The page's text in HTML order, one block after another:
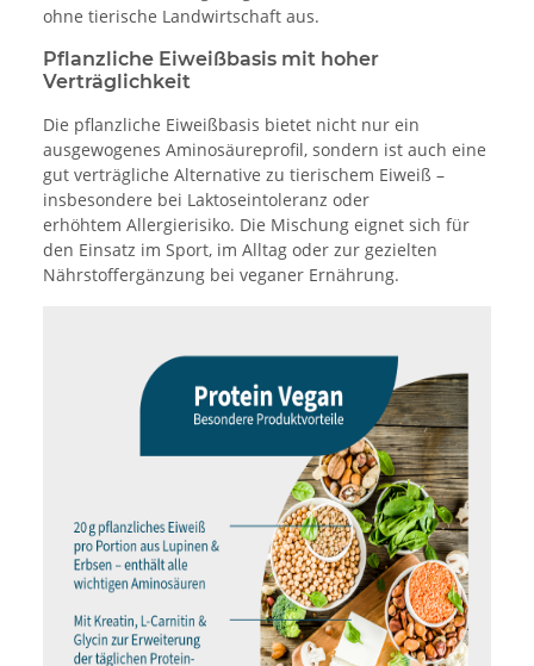
ohne tierische Landwirtschaft aus.
Pflanzliche Eiweißbasis mit hoher
Verträglichkeit
Die pflanzliche Eiweißbasis bietet nicht nur ein
ausgewogenes Aminosäureprofil, sondern ist auch eine
gut verträgliche Alternative zu tierischem Eiweiß –
insbesondere bei Laktoseintoleranz oder
erhöhtem Allergierisiko. Die Mischung eignet sich für
den Einsatz im Sport, im Alltag oder zur gezielten
Nährstoffergänzung bei veganer Ernährung.